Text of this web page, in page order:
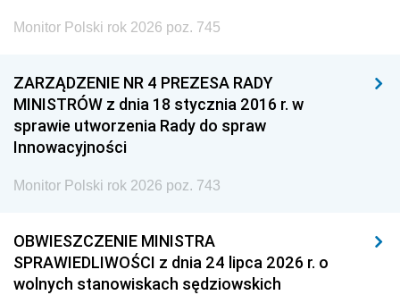
Monitor Polski rok 2026 poz. 745
ZARZĄDZENIE NR 4 PREZESA RADY
MINISTRÓW z dnia 18 stycznia 2016 r. w
sprawie utworzenia Rady do spraw
Innowacyjności
Monitor Polski rok 2026 poz. 743
OBWIESZCZENIE MINISTRA
SPRAWIEDLIWOŚCI z dnia 24 lipca 2026 r. o
wolnych stanowiskach sędziowskich